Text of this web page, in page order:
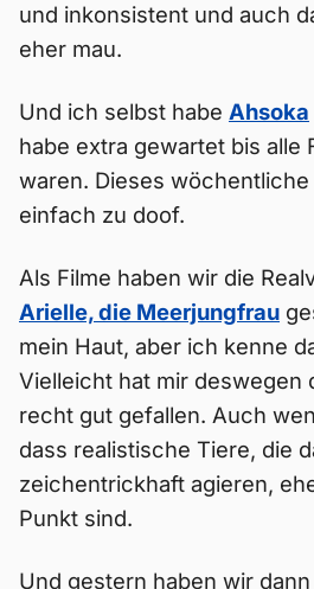
und inkonsistent und auch
eher mau.
Und ich selbst habe Ahsoka
habe extra gewartet bis alle
waren. Dieses
einfach zu doof.
Als Filme haben wir die
Arielle, die Meerjungfrau
mein Haut, aber ich kenne
Vielleicht hat mir deswegen
recht gut gefallen. Auch
dass realistische Tiere, die
zeichentrickhaft agieren,
Punkt sind.
Und gestern haben wir